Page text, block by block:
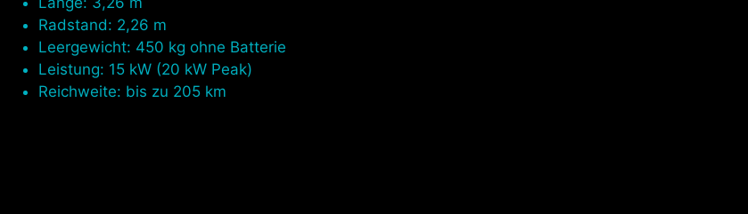
Radstand: 2,26 m
Leergewicht: 450 kg ohne Batterie
Leistung: 15 kW (20 kW Peak)
Reichweite: bis zu 205 km